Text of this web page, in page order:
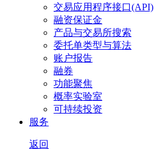
交易应用程序接口(API)
融资保证金
产品与交易所搜索
委托单类型与算法
账户报告
融券
功能聚焦
概率实验室
可持续投资
服务
返回